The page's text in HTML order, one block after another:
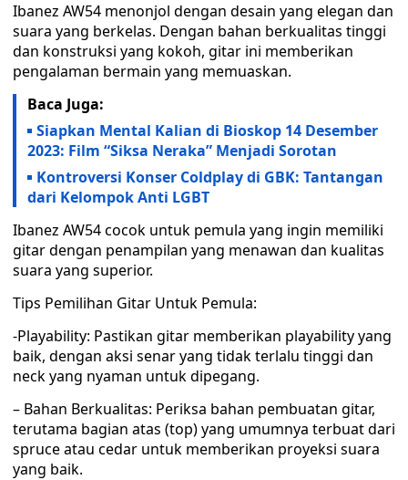
Ibanez AW54 menonjol dengan desain yang elegan dan
suara yang berkelas. Dengan bahan berkualitas tinggi
dan konstruksi yang kokoh, gitar ini memberikan
pengalaman bermain yang memuaskan.
Baca Juga:
Siapkan Mental Kalian di Bioskop 14 Desember
2023: Film “Siksa Neraka” Menjadi Sorotan
Kontroversi Konser Coldplay di GBK: Tantangan
dari Kelompok Anti LGBT
Ibanez AW54 cocok untuk pemula yang ingin memiliki
gitar dengan penampilan yang menawan dan kualitas
suara yang superior.
Tips Pemilihan Gitar Untuk Pemula:
-Playability: Pastikan gitar memberikan playability yang
baik, dengan aksi senar yang tidak terlalu tinggi dan
neck yang nyaman untuk dipegang.
– Bahan Berkualitas: Periksa bahan pembuatan gitar,
terutama bagian atas (top) yang umumnya terbuat dari
spruce atau cedar untuk memberikan proyeksi suara
yang baik.